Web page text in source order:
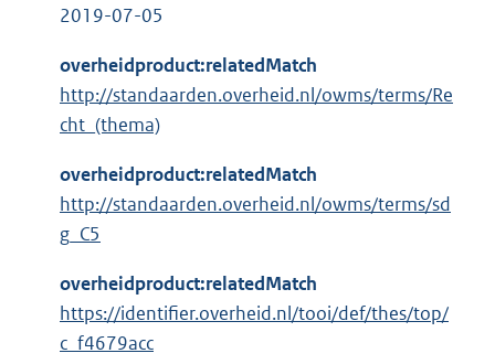
2019-07-05
overheidproduct:relatedMatch
http://standaarden.overheid.nl/owms/terms/Re
cht_(thema)
overheidproduct:relatedMatch
http://standaarden.overheid.nl/owms/terms/sd
g_C5
overheidproduct:relatedMatch
https://identifier.overheid.nl/tooi/def/thes/top/
c_f4679acc